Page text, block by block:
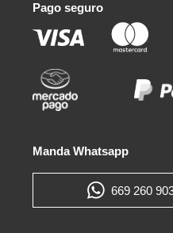
Pago seguro
Manda Whatsapp
669 260